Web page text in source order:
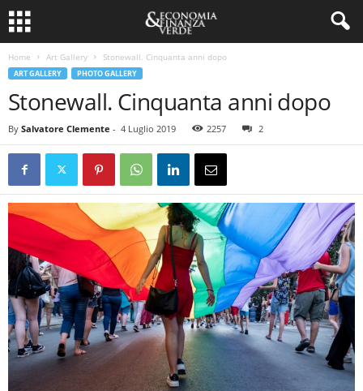
Home Art Gallery Stonewall. Cinquanta anni dopo
ART GALLERY PHOTO GALLERY
Stonewall. Cinquanta anni dopo
By Salvatore Clemente - 4 Luglio 2019 2257 2